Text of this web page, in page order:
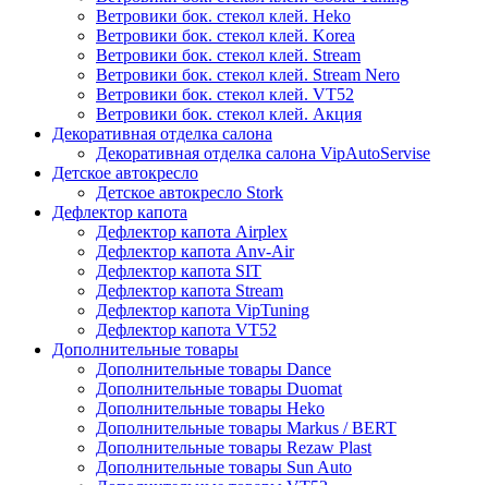
Ветровики бок. стекол клей. Heko
Ветровики бок. стекол клей. Korea
Ветровики бок. стекол клей. Stream
Ветровики бок. стекол клей. Stream Nero
Ветровики бок. стекол клей. VT52
Ветровики бок. стекол клей. Акция
Декоративная отделка салона
Декоративная отделка салона VipAutoServise
Детское автокресло
Детское автокресло Stork
Дефлектор капота
Дефлектор капота Airplex
Дефлектор капота Anv-Air
Дефлектор капота SIT
Дефлектор капота Stream
Дефлектор капота VipTuning
Дефлектор капота VT52
Дополнительные товары
Дополнительные товары Dance
Дополнительные товары Duomat
Дополнительные товары Heko
Дополнительные товары Markus / BERT
Дополнительные товары Rezaw Plast
Дополнительные товары Sun Auto